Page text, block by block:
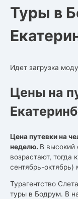
Туры в
Идет загрузка
Цены на
Цена путевки на
неделю. В высокий
возрастают, тогда
сентябрь-
Турагентство
туры в Бодрум. В